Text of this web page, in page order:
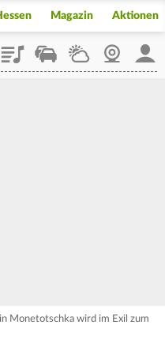
Magazin Aktionen
PlaylistStaupilotWetterWebcam
Monetotschka wird im Exil zum